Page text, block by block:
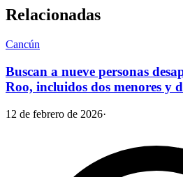
Relacionadas
Cancún
Buscan a nueve personas
Roo, incluidos dos menores y
12 de febrero de 2026·